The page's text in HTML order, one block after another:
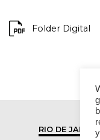
Folder Digital
RIO DE